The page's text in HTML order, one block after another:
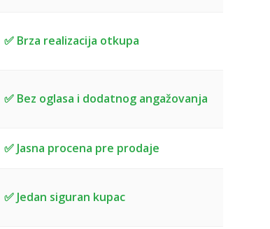
✅ Brza realizacija otkupa
✅ Bez oglasa i dodatnog angažovanja
✅ Jasna procena pre prodaje
✅ Jedan siguran kupac